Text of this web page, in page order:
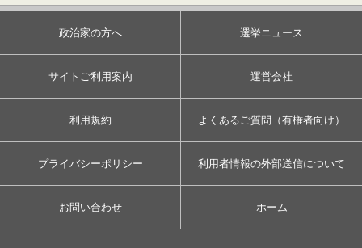
政治家の方へ 選挙ニュース
サイトご利用案内 運営会社
利用規約 よくあるご質問（有権者向け）
プライバシーポリシー 利用者情報の外部送信について
お問い合わせ ホーム